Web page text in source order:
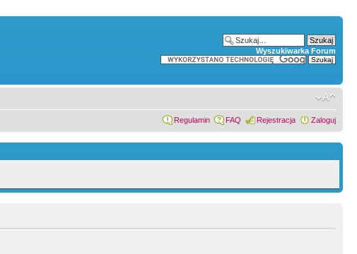
Wyszukiwarka Forum
Regulamin FAQ Rejestracja Zaloguj